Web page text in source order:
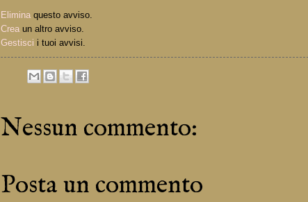
Elimina questo avviso.
Crea un altro avviso.
Gestisci i tuoi avvisi.
Nessun commento:
Posta un commento